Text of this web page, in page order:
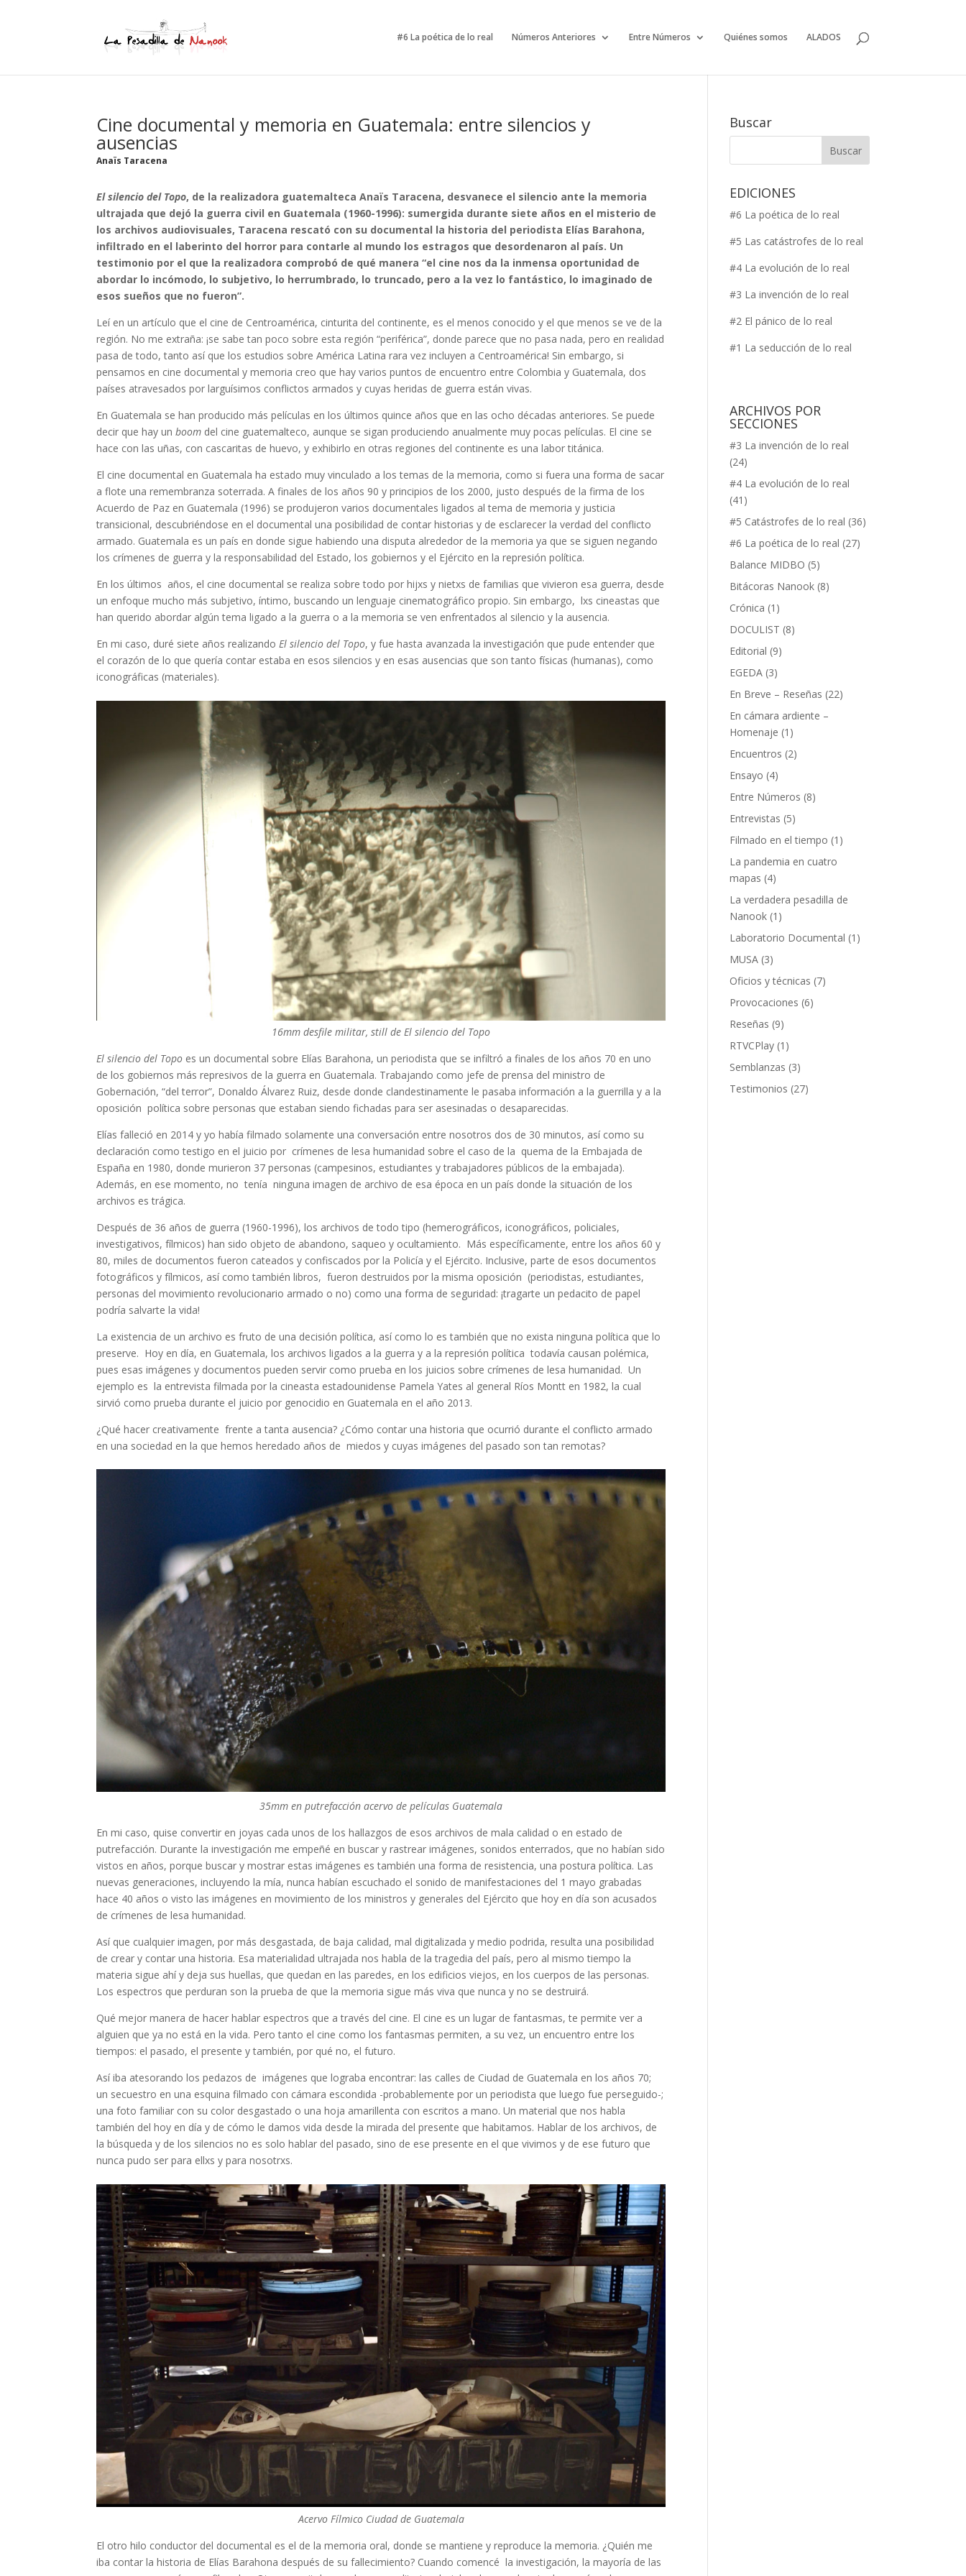
#6 La poética de lo real Números Anteriores Entre Números Quiénes somos ALADOS
Cine documental y memoria en Guatemala: entre silencios y
ausencias
Anaïs Taracena
El silencio del Topo, de la realizadora guatemalteca Anaïs Taracena, desvanece el silencio ante la memoria
ultrajada que dejó la guerra civil en Guatemala (1960-1996): sumergida durante siete años en el misterio de
los archivos audiovisuales, Taracena rescató con su documental la historia del periodista Elías Barahona,
infiltrado en el laberinto del horror para contarle al mundo los estragos que desordenaron al país. Un
testimonio por el que la realizadora comprobó de qué manera “el cine nos da la inmensa oportunidad de
abordar lo incómodo, lo subjetivo, lo herrumbrado, lo truncado, pero a la vez lo fantástico, lo imaginado de
esos sueños que no fueron”.
Leí en un artículo que el cine de Centroamérica, cinturita del continente, es el menos conocido y el que menos se ve de la
región. No me extraña: ¡se sabe tan poco sobre esta región “periférica”, donde parece que no pasa nada, pero en realidad
pasa de todo, tanto así que los estudios sobre América Latina rara vez incluyen a Centroamérica! Sin embargo, si
pensamos en cine documental y memoria creo que hay varios puntos de encuentro entre Colombia y Guatemala, dos
países atravesados por larguísimos conflictos armados y cuyas heridas de guerra están vivas.
En Guatemala se han producido más películas en los últimos quince años que en las ocho décadas anteriores. Se puede
decir que hay unboom del cine guatemalteco, aunque se sigan produciendo anualmente muy pocas películas. El cine se
hace con las uñas, con cascaritas de huevo, y exhibirlo en otras regiones del continente es una labor titánica.
El cine documental en Guatemala ha estado muy vinculado a los temas de la memoria, como si fuera una forma de sacar
a flote una remembranza soterrada. A finales de los años 90 y principios de los 2000, justo después de la firma de los
Acuerdo de Paz en Guatemala (1996) se produjeron varios documentales ligados al tema de memoria y justicia
transicional, descubriéndose en el documental una posibilidad de contar historias y de esclarecer la verdad del conflicto
armado. Guatemala es un país en donde sigue habiendo una disputa alrededor de la memoria ya que se siguen negando
los crímenes de guerra y la responsabilidad del Estado, los gobiernos y el Ejército en la represión política.
En los últimos años, el cine documental se realiza sobre todo por hijxs y nietxs de familias que vivieron esa guerra, desde
un enfoque mucho más subjetivo, íntimo, buscando un lenguaje cinematográfico propio. Sin embargo, lxs cineastas que
han querido abordar algún tema ligado a la guerra o a la memoria se ven enfrentados al silencio y la ausencia.
En mi caso, duré siete años realizandoEl silencio del Topo, y fue hasta avanzada la investigación que pude entender que
el corazón de lo que quería contar estaba en esos silencios y en esas ausencias que son tanto físicas (humanas), como
iconográficas (materiales).
16mm desfile militar, still de El silencio del Topo
El silencio del Topo es un documental sobre Elías Barahona, un periodista que se infiltró a finales de los años 70 en uno
de los gobiernos más represivos de la guerra en Guatemala. Trabajando como jefe de prensa del ministro de
Gobernación, “del terror”, Donaldo Álvarez Ruiz, desde donde clandestinamente le pasaba información a la guerrilla y a la
oposición política sobre personas que estaban siendo fichadas para ser asesinadas o desaparecidas.
Elías falleció en 2014 y yo había filmado solamente una conversación entre nosotros dos de 30 minutos, así como su
declaración como testigo en el juicio por crímenes de lesa humanidad sobre el caso de la quema de la Embajada de
España en 1980, donde murieron 37 personas (campesinos, estudiantes y trabajadores públicos de la embajada).
Además, en ese momento, no tenía ninguna imagen de archivo de esa época en un país donde la situación de los
archivos es trágica.
Después de 36 años de guerra (1960-1996),los archivos de todo tipo (hemerográficos, iconográficos, policiales,
investigativos, fílmicos) han sido objeto de abandono, saqueo y ocultamiento. Más específicamente, entre los años 60 y
80, miles de documentos fueron cateados y confiscados por la Policía y el Ejército. Inclusive, parte de esos documentos
fotográficos y fílmicos, así como también libros, fueron destruidos por la misma oposición (periodistas, estudiantes,
personas del movimiento revolucionario armado o no) como una forma de seguridad: ¡tragarte un pedacito de papel
podría salvarte la vida!
La existencia de un archivo es fruto de una decisión política, así como lo es también que no exista ninguna política que lo
preserve. Hoy en día, en Guatemala, los archivos ligados a la guerra y a la represión política todavía causan polémica,
pues esas imágenes y documentos pueden servir como prueba en los juicios sobre crímenes de lesa humanidad. Un
ejemplo es la entrevista filmada por la cineasta estadounidense Pamela Yates al general Ríos Montt en 1982, la cual
sirvió como prueba durante el juicio por genocidio en Guatemala en el año 2013.
¿Qué hacer creativamente frente a tanta ausencia? ¿Cómo contar una historia que ocurrió durante el conflicto armado
en una sociedad en la que hemos heredado años de miedos y cuyas imágenes del pasado son tan remotas?
35mm en putrefacción acervo de películas Guatemala
En mi caso, quise convertir en joyas cada unos de los hallazgos de esos archivos de mala calidad o en estado de
putrefacción. Durante la investigación me empeñé en buscar y rastrear imágenes, sonidos enterrados, que no habían sido
vistos en años, porque buscar y mostrar estas imágenes es también una forma de resistencia, una postura política. Las
nuevas generaciones, incluyendo la mía, nunca habían escuchado el sonido de manifestaciones del 1 mayo grabadas
hace 40 años o visto las imágenes en movimiento de los ministros y generales del Ejército que hoy en día son acusados
de crímenes de lesa humanidad.
Así que cualquier imagen, por más desgastada, de baja calidad, mal digitalizada y medio podrida, resulta una posibilidad
de crear y contar una historia. Esa materialidad ultrajada nos habla de la tragedia del país, pero al mismo tiempo la
materia sigue ahí y deja sus huellas, que quedan en las paredes, en los edificios viejos, en los cuerpos de las personas.
Los espectros que perduran son la prueba de que la memoria sigue más viva que nunca y no se destruirá.
Qué mejor manera de hacer hablar espectros que a través del cine. El cine es un lugar de fantasmas, te permite ver a
alguien que ya no está en la vida. Pero tanto el cine como los fantasmas permiten, a su vez, un encuentro entre los
tiempos: el pasado, el presente y también, por qué no, el futuro.
Así iba atesorando los pedazos de imágenes que lograba encontrar: las calles de Ciudad de Guatemala en los años 70;
un secuestro en una esquina filmado con cámara escondida -probablemente por un periodista que luego fue perseguido-;
una foto familiar con su color desgastado o una hoja amarillenta con escritos a mano. Un material que nos habla
también del hoy en día y de cómo le damos vida desde la mirada del presente que habitamos. Hablar de los archivos, de
la búsqueda y de los silencios no es solo hablar del pasado, sino de ese presente en el que vivimos y de ese futuro que
nunca pudo ser para ellxs y para nosotrxs.
Acervo Fílmico Ciudad de Guatemala
El otro hilo conductor del documental es el de la memoria oral, donde se mantiene y reproduce la memoria. ¿Quién me
iba contar la historia de Elías Barahona después de su fallecimiento? Cuando comencé la investigación, la mayoría de las
Buscar
EDICIONES
#6 La poética de lo real
#5 Las catástrofes de lo real
#4 La evolución de lo real
#3 La invención de lo real
#2 El pánico de lo real
#1 La seducción de lo real
ARCHIVOS POR
SECCIONES
#3 La invención de lo real
(24)
#4 La evolución de lo real
(41)
#5 Catástrofes de lo real (36)
#6 La poética de lo real (27)
Balance MIDBO (5)
Bitácoras Nanook (8)
Crónica (1)
DOCULIST (8)
Editorial (9)
EGEDA (3)
En Breve – Reseñas (22)
En cámara ardiente –
Homenaje (1)
Encuentros (2)
Ensayo (4)
Entre Números (8)
Entrevistas (5)
Filmado en el tiempo (1)
La pandemia en cuatro
mapas (4)
La verdadera pesadilla de
Nanook (1)
Laboratorio Documental (1)
MUSA (3)
Oficios y técnicas (7)
Provocaciones (6)
Reseñas (9)
RTVCPlay (1)
Semblanzas (3)
Testimonios (27)